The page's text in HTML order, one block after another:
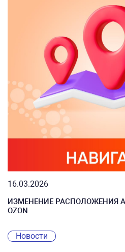
16.03.2026
ИЗМЕНЕНИЕ РАСПОЛОЖЕНИЯ
OZON
Новости